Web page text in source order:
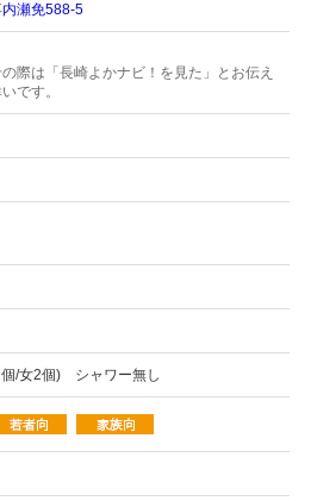
瀬免588-5
際は「長崎よかナビ！を見た」とお伝え
です。
個/女2個) シャワー無し